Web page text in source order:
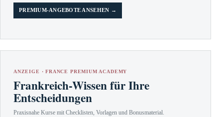
PREMIUM-ANGEBOTE ANSEHEN →
ANZEIGE · FRANCE PREMIUM ACADEMY
Frankreich-Wissen für Ihre
Entscheidungen
Praxisnahe Kurse mit Checklisten, Vorlagen und Bonusmaterial.